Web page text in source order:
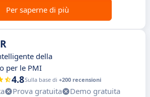
Per saperne di più
della
per le PMI
4.8Sulla base di +200 recensioni
Prova gratuita
Demo gratuita